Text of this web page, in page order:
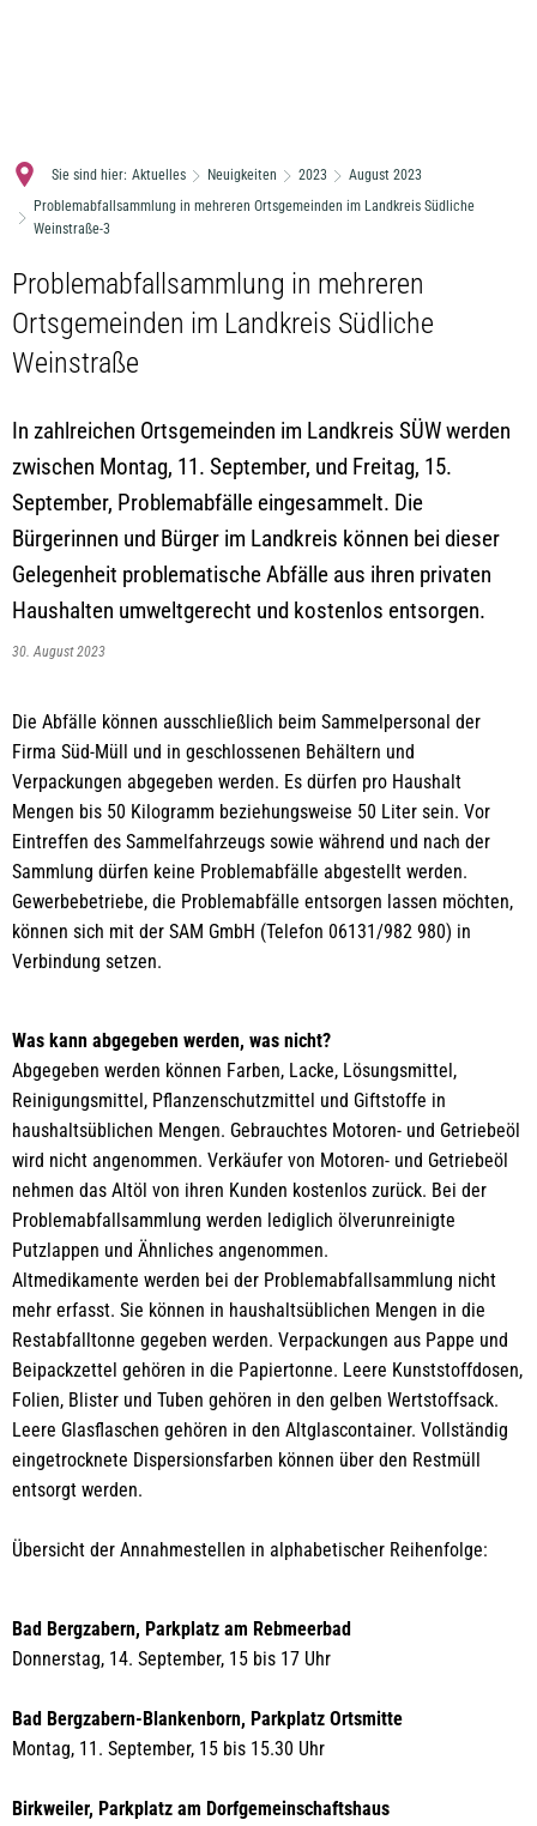
Sie sind hier: Aktuelles Neuigkeiten 2023
August 2023
Problemabfallsammlung in mehreren Ortsgemeinden im Landkreis Südliche
Weinstraße-3
Problemabfallsammlung in mehreren
Ortsgemeinden im Landkreis Südliche
Weinstraße
In zahlreichen Ortsgemeinden im Landkreis SÜW werden
zwischen Montag, 11. September, und Freitag, 15.
September, Problemabfälle eingesammelt. Die
Bürgerinnen und Bürger im Landkreis können bei dieser
Gelegenheit problematische Abfälle aus ihren privaten
Haushalten umweltgerecht und kostenlos entsorgen.
30. August 2023
Die Abfälle können ausschließlich beim Sammelpersonal der
Firma Süd-Müll und in geschlossenen Behältern und
Verpackungen abgegeben werden. Es dürfen pro Haushalt
Mengen bis 50 Kilogramm beziehungsweise 50 Liter sein. Vor
Eintreffen des Sammelfahrzeugs sowie während und nach der
Sammlung dürfen keine Problemabfälle abgestellt werden.
Gewerbebetriebe, die Problemabfälle entsorgen lassen möchten,
können sich mit der SAM GmbH (Telefon 06131/982 980) in
Verbindung setzen.
Was kann abgegeben werden, was nicht?
Abgegeben werden können Farben, Lacke, Lösungsmittel,
Reinigungsmittel, Pflanzenschutzmittel und Giftstoffe in
haushaltsüblichen Mengen. Gebrauchtes Motoren- und Getriebeöl
wird nicht angenommen. Verkäufer von Motoren- und Getriebeöl
nehmen das Altöl von ihren Kunden kostenlos zurück. Bei der
Problemabfallsammlung werden lediglich ölverunreinigte
Putzlappen und Ähnliches angenommen.
Altmedikamente werden bei der Problemabfallsammlung nicht
mehr erfasst. Sie können in haushaltsüblichen Mengen in die
Restabfalltonne gegeben werden. Verpackungen aus Pappe und
Beipackzettel gehören in die Papiertonne. Leere Kunststoffdosen,
Folien, Blister und Tuben gehören in den gelben Wertstoffsack.
Leere Glasflaschen gehören in den Altglascontainer. Vollständig
eingetrocknete Dispersionsfarben können über den Restmüll
entsorgt werden.
Übersicht der Annahmestellen in alphabetischer Reihenfolge:
Bad Bergzabern, Parkplatz am Rebmeerbad
Donnerstag, 14. September, 15 bis 17 Uhr
Bad Bergzabern-Blankenborn, Parkplatz Ortsmitte
Montag, 11. September, 15 bis 15.30 Uhr
Birkweiler, Parkplatz am Dorfgemeinschaftshaus